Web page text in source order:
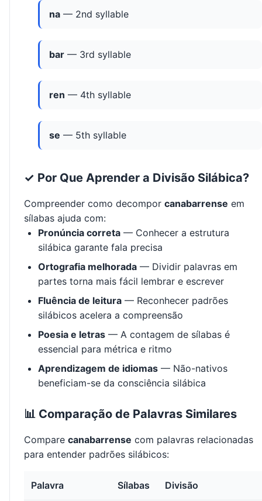
na — 2nd syllable
bar — 3rd syllable
ren — 4th syllable
se — 5th syllable
✓ Por Que Aprender a Divisão Silábica?
Compreender como decompor canabarrense em
sílabas ajuda com:
Pronúncia correta — Conhecer a estrutura
silábica garante fala precisa
Ortografia melhorada — Dividir palavras em
partes torna mais fácil lembrar e escrever
Fluência de leitura — Reconhecer padrões
silábicos acelera a compreensão
Poesia e letras — A contagem de sílabas é
essencial para métrica e ritmo
Aprendizagem de idiomas — Não-nativos
beneficiam-se da consciência silábica
📊 Comparação de Palavras Similares
Compare canabarrense com palavras relacionadas
para entender padrões silábicos:
Palavra Sílabas Divisão